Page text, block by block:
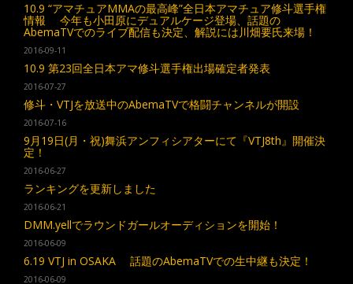
10.9 “アマチュアMMAの最高峰”全日本アマチュア修斗選手権
情報 今年も小田原にデュアルケージ登場、話題の
AbemaTVでのライブ配信も決定、解説には川畑要氏来場！
2016-09-11
10.9 第23回全日本アマ修斗選手権出場確定者発表
2016-07-27
修斗・VTJを放送中のAbemaTVで格闘チャンネルが開設
2016-07-16
9月19日(月・祝)舞浜アンフィシアターにて『VTJ8th』開催決
定！
2016-06-27
ランキングを更新しました
2016-06-21
DMM.yellでラウンドガールオーディションを開始！
2016-06-09
6.19 VTJ in OSAKA 話題のAbemaTVでの生中継も決定！
2016-06-09